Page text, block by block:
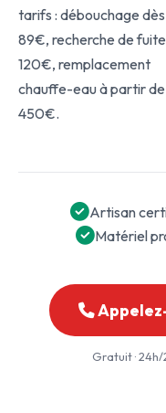
tarifs : débouchage dès
89€, recherche de fuite
120€, remplacement
chauffe-eau à partir de
450€.
Artisan
Matériel
Appelez-
Gratuit ·